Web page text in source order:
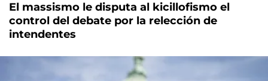
El massismo le disputa al kicillofismo el
control del debate por la relección de
intendentes